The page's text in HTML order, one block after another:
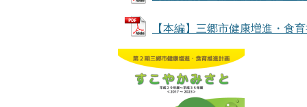
【本編】三郷市健康増進・食